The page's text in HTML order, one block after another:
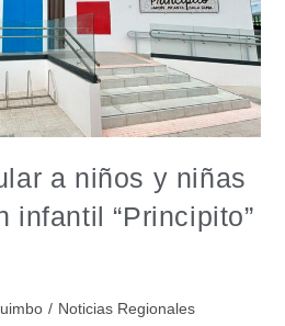
a niños y niñas
infantil “Principito”
/ Noticias Regionales